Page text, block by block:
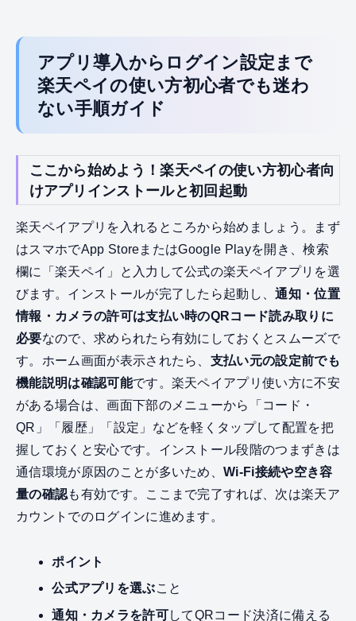
アプリ導入からログイン設定まで
楽天ペイの使い方初心者でも迷わ
ない手順ガイド
ここから始めよう！楽天ペイの使い方初心者向
けアプリインストールと初回起動
楽天ペイアプリを入れるところから始めましょう。まず
はスマホでApp StoreまたはGoogle Playを開き、検索
欄に「楽天ペイ」と入力して公式の楽天ペイアプリを選
びます。インストールが完了したら起動し、通知・位置
情報・カメラの許可は支払い時のQRコード読み取りに
必要なので、求められたら有効にしておくとスムーズで
す。ホーム画面が表示されたら、 支払い元の設定前でも
機能説明は確認可能です。楽天ペイアプリ使い方に不安
がある場合は、画面下部のメニューから「コード・
QR」「履歴」「設定」などを軽くタップして配置を把
握しておくと安心です。インストール段階のつまずきは
通信環境が原因のことが多いため、Wi‑Fi接続や空き容
量の確認も有効です。ここまで完了すれば、次は楽天ア
カウントでのログインに進めます。
ポイント
公式アプリを選ぶこと
通知・カメラを許可してQRコード決済に備える